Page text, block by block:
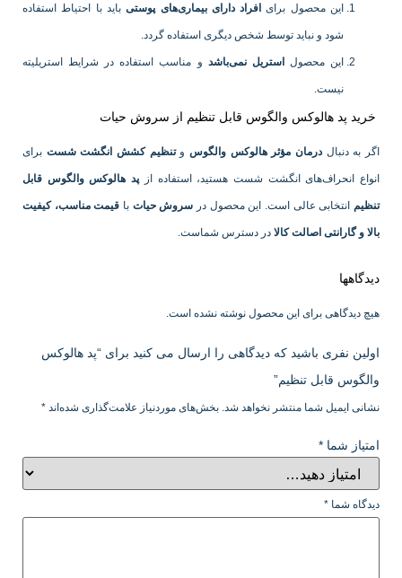
این محصول برای افراد دارای بیماری‌های پوستیباید با احتیاط استفاده
شود و نباید توسط شخص دیگری استفاده گردد.
این محصول استریل نمی‌باشد و مناسب استفاده در شرایط استریلیته
نیست.
خرید پد هالوکس والگوس قابل تنظیم از سروش حیات
اگر به دنبالدرمان مؤثر هالوکس والگوسوتنظیم کشش انگشت شست برای
انواع انحراف‌های انگشت شست هستید، استفاده ازپد هالوکس والگوس قابل
تنظیم انتخابی عالی است. این محصول در سروش حیات با قیمت مناسب، کیفیت
بالا و گارانتی اصالت کالا در دسترس شماست.
دیدگاهها
هیچ دیدگاهی برای این محصول نوشته نشده است.
اولین نفری باشید که دیدگاهی را ارسال می کنید برای “پد هالوکس
والگوس قابل تنظیم”
نشانی ایمیل شما منتشر نخواهد شد. بخش‌های موردنیاز علامت‌گذاری شده‌اند *
امتیاز شما *
دیدگاه شما *